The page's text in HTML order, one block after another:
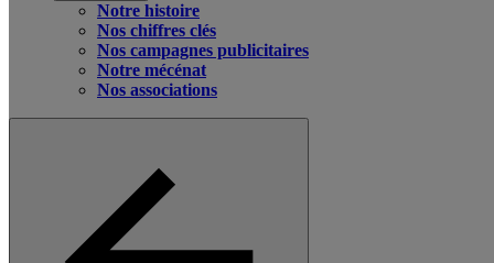
Notre histoire
Nos chiffres clés
Nos campagnes publicitaires
Notre mécénat
Nos associations